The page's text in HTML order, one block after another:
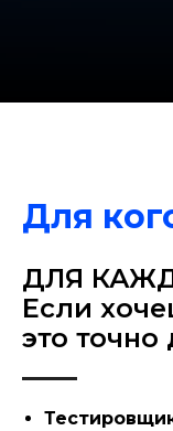
Для
ДЛЯ
Если
это точно